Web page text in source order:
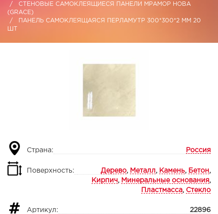
СТЕНОВЫЕ САМОКЛЕЯЩИЕСЯ ПАНЕЛИ МРАМОР НОВА
(GRACE)
ПАНЕЛЬ САМОКЛЕЯЩАЯСЯ ПЕРЛАМУТР 300*300*2 ММ 20
ШТ
Страна: Россия
Поверхность: Дерево, Металл , Камень, Бетон ,
Кирпич , Минеральные основания ,
Пластмасса, Стекло
Артикул: 22896